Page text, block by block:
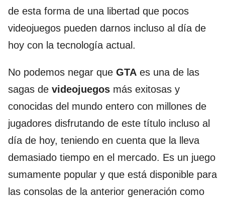
de esta forma de una libertad que pocos
videojuegos pueden darnos incluso al día de
hoy con la tecnología actual.
No podemos negar que GTA es una de las
sagas de videojuegos más exitosas y
conocidas del mundo entero con millones de
jugadores disfrutando de este título incluso al
día de hoy, teniendo en cuenta que la lleva
demasiado tiempo en el mercado. Es un juego
sumamente popular y que está disponible para
las consolas de la anterior generación como